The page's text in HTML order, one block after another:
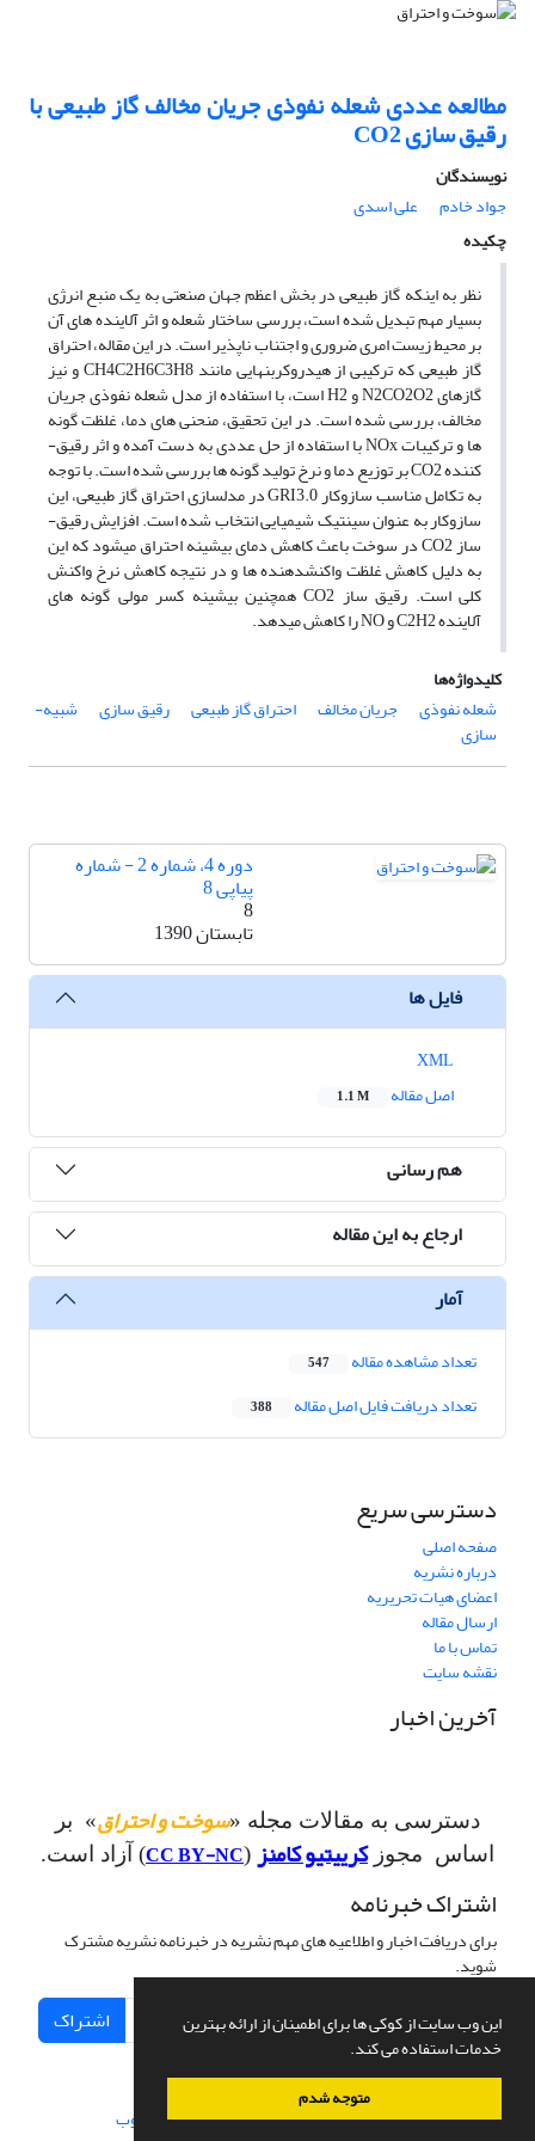
این وب سایت از کوکی ها برای اطمینان از ارائه بهترین
خدمات استفاده می کند.
متوجه شدم
مطالعه­ عددی شعله­ نفوذی جریان مخالف گاز طبیعی با
رقیق­­ سازی CO2
نویسندگان
جواد خادم
علی اسدی
چکیده
نظر به اینکه گاز طبیعی در بخش اعظم جهان صنعتی به یک منبع انرژی
بسیار مهم تبدیل شده ­‌است، بررسی ساختار شعله و اثر آلاینده­ های آن
بر محیط زیست امری ضروری و اجتناب ناپذیر است. در این مقاله، احتراق
گاز طبیعی که ترکیبی از هیدروکربن­هایی مانند CH4C2H6C3H8 و نیز
گازهای N2CO2O2 و H2 است، با استفاده از مدل شعله­ نفوذی جریان
مخالف، بررسی شده ­است. در این تحقیق، منحنی­ های دما، غلظت گونه
ها و ترکیبات NOx با استفاده از حل عددی به­ دست آمده و اثر رقیق­
کننده CO2 بر توزیع دما و نرخ تولید گونه ­ها بررسی شده است. با توجه
به تکامل مناسب سازوکار GRI3.0 در مدل­سازی احتراق گاز طبیعی، این
سازوکار به عنوان سینتیک شیمیایی انتخاب شده ­است. افزایش رقیق­
ساز CO2 در سوخت باعث کاهش دمای بیشینه احتراق می­شود که این
به­ دلیل کاهش غلظت واکنش­دهنده ­ها و در نتیجه کاهش نرخ واکنش
کلی است. رقیق­ ساز CO2 همچنین بیشینه کسر مولی گونه­ های
آلاینده­ C2H2 و NO را کاهش می­دهد.
کلیدواژه‌ها
شعله­ نفوذی
جریان مخالف احتراق گاز طبیعی رقیق­ سازی شبیه­
سازی
دوره 4، شماره 2 - شماره
پیاپی 8
8
تابستان 1390
فایل ها
اصل مقاله
1.1 M
هم رسانی
ارجاع به این مقاله
آمار
تعداد مشاهده مقاله 547
تعداد دریافت فایل اصل مقاله 388
دسترسی سریع
صفحه اصلی
درباره نشریه
اعضای هیات تحریریه
ارسال مقاله
تماس با ما
نقشه سایت
آخرین اخبار
دسترسی به مقالات مجله «سوخت و احتراق» بر
اساس مجوزکرییتیو کامنز (
CC BY-NC) آزاد است.
اشتراک خبرنامه
برای دریافت اخبار و اطلاعیه های مهم نشریه در خبرنامه نشریه مشترک
شوید.
اشتراک
سامانه مدیریت نشریات علمی.طراحی و پیاده سازی از سیناوب